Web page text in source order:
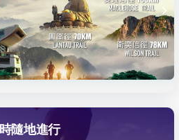
隨地進行